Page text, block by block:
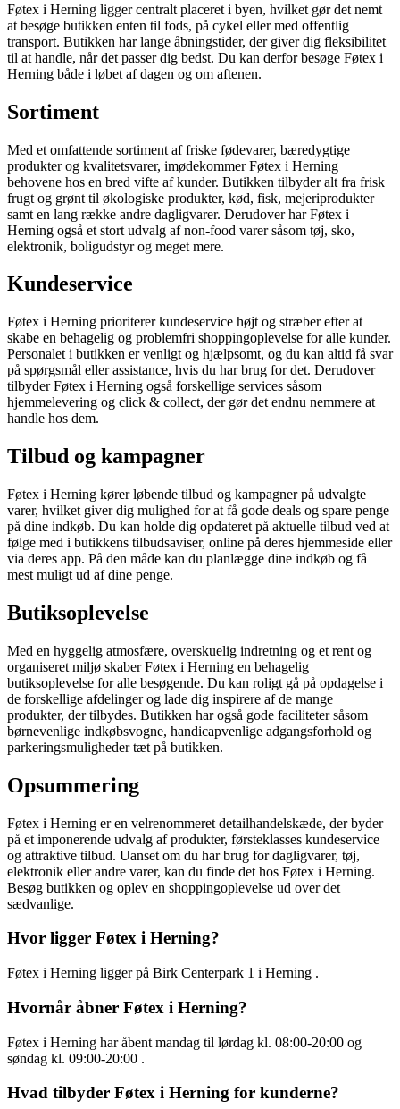
Føtex i Herning ligger centralt placeret i byen, hvilket gør det nemt
at besøge butikken enten til fods, på cykel eller med offentlig
transport. Butikken har lange åbningstider, der giver dig fleksibilitet
til at handle, når det passer dig bedst. Du kan derfor besøge Føtex i
Herning både i løbet af dagen og om aftenen.
Sortiment
Med et omfattende sortiment af friske fødevarer, bæredygtige
produkter og kvalitetsvarer, imødekommer Føtex i Herning
behovene hos en bred vifte af kunder. Butikken tilbyder alt fra frisk
frugt og grønt til økologiske produkter, kød, fisk, mejeriprodukter
samt en lang række andre dagligvarer. Derudover har Føtex i
Herning også et stort udvalg af non-food varer såsom tøj, sko,
elektronik, boligudstyr og meget mere.
Kundeservice
Føtex i Herning prioriterer kundeservice højt og stræber efter at
skabe en behagelig og problemfri shoppingoplevelse for alle kunder.
Personalet i butikken er venligt og hjælpsomt, og du kan altid få svar
på spørgsmål eller assistance, hvis du har brug for det. Derudover
tilbyder Føtex i Herning også forskellige services såsom
hjemmelevering og click & collect, der gør det endnu nemmere at
handle hos dem.
Tilbud og kampagner
Føtex i Herning kører løbende tilbud og kampagner på udvalgte
varer, hvilket giver dig mulighed for at få gode deals og spare penge
på dine indkøb. Du kan holde dig opdateret på aktuelle tilbud ved at
følge med i butikkens tilbudsaviser, online på deres hjemmeside eller
via deres app. På den måde kan du planlægge dine indkøb og få
mest muligt ud af dine penge.
Butiksoplevelse
Med en hyggelig atmosfære, overskuelig indretning og et rent og
organiseret miljø skaber Føtex i Herning en behagelig
butiksoplevelse for alle besøgende. Du kan roligt gå på opdagelse i
de forskellige afdelinger og lade dig inspirere af de mange
produkter, der tilbydes. Butikken har også gode faciliteter såsom
børnevenlige indkøbsvogne, handicapvenlige adgangsforhold og
parkeringsmuligheder tæt på butikken.
Opsummering
Føtex i Herning er en velrenommeret detailhandelskæde, der byder
på et imponerende udvalg af produkter, førsteklasses kundeservice
og attraktive tilbud. Uanset om du har brug for dagligvarer, tøj,
elektronik eller andre varer, kan du finde det hos Føtex i Herning.
Besøg butikken og oplev en shoppingoplevelse ud over det
sædvanlige.
Hvor ligger Føtex i Herning?
Føtex i Herning ligger på Birk Centerpark 1 i Herning .
Hvornår åbner Føtex i Herning?
Føtex i Herning har åbent mandag til lørdag kl. 08:00-20:00 og
søndag kl. 09:00-20:00 .
Hvad tilbyder Føtex i Herning for kunderne?